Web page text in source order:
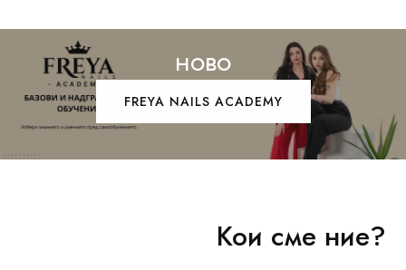
ново
FREYA NAILS ACADEMY
Кои сме ние?